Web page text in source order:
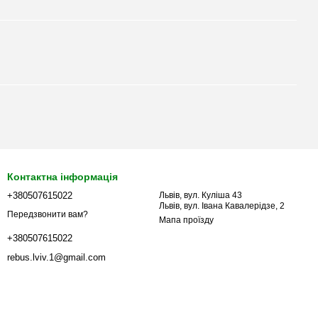
Контактна інформація
+380507615022
Передзвонити вам?
+380507615022
rebus.lviv.1@gmail.com
Львів, вул. Куліша 43
Львів, вул. Івана Кавалерідзе, 2
Мапа проїзду